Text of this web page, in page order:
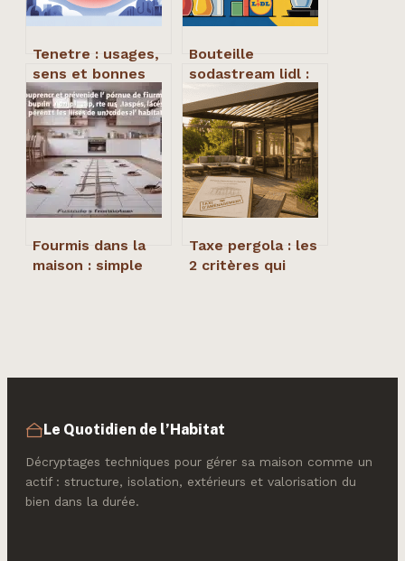
Tenetre : usages,
sens et bonnes
pratiques autour
de ce terme
Bouteille
sodastream lidl :
guide pratique
pour bien choisir
et payer moins
cher
Fourmis dans la
maison : simple
Taxe pergola : les
2 critères qui
Le Quotidien de l’Habitat
Décryptages techniques pour gérer sa maison comme un
actif : structure, isolation, extérieurs et valorisation du
bien dans la durée.